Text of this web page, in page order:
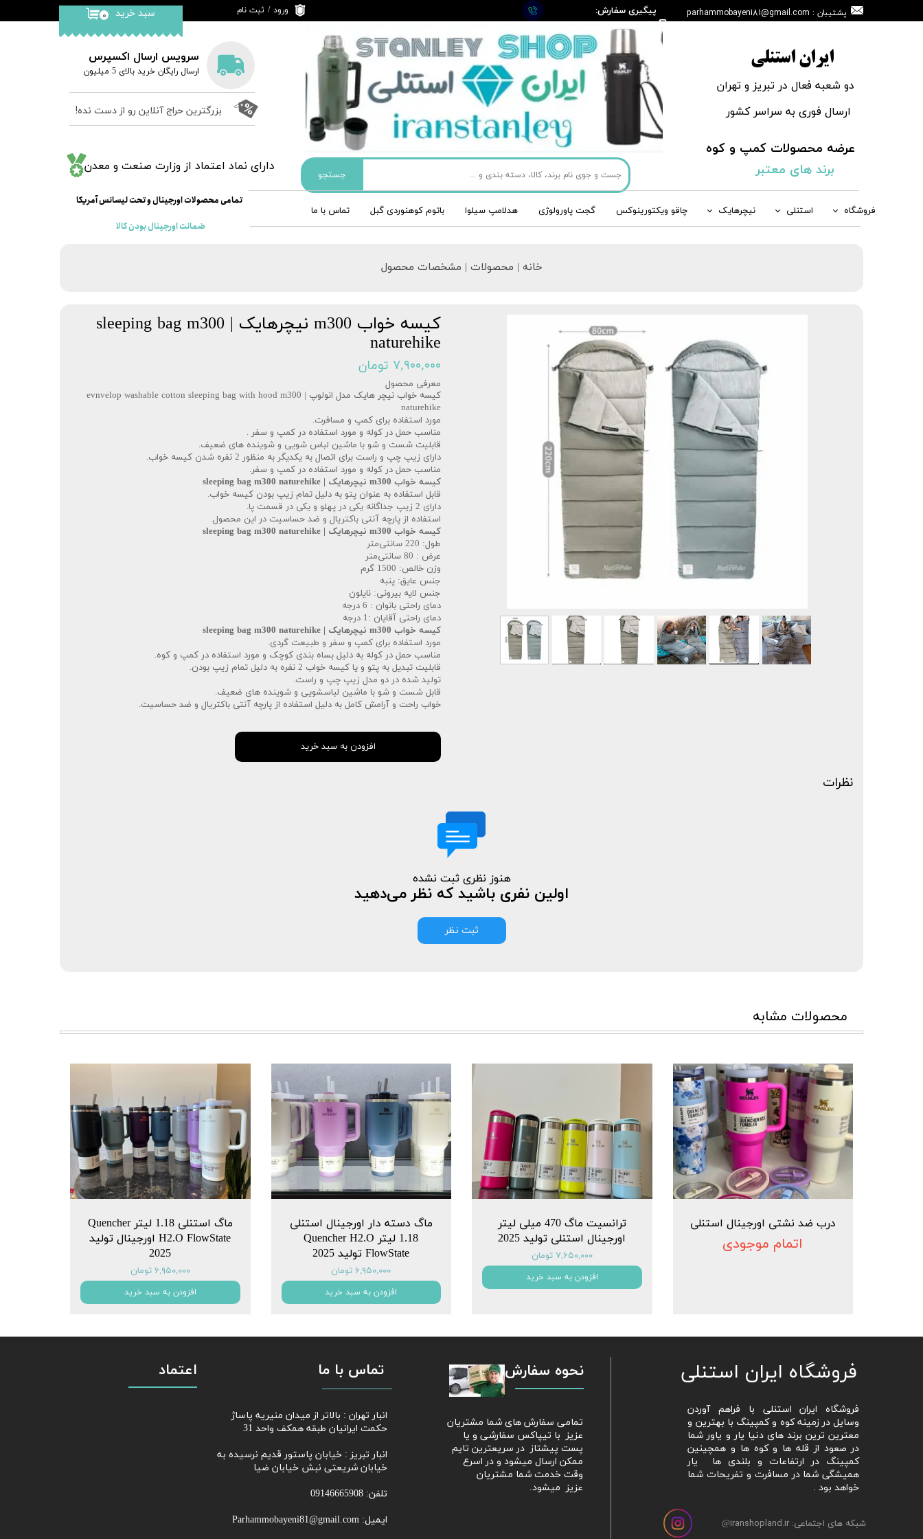
جستجو
سرویس ارسال اکسپرس
​ارسال رایگان خرید بالای 5 میلیون
پشتیبان : parhammobayeni81@gmail.com
پیگیری سفارش:
09146665908
۰ سبد خرید ورود / ثبت نام
تغییر گذر واژه
خروج از حساب
فروشگاه استنلی نیچرهایک چاقو ویکتورینوکس گجت پاورولوژی هدلامپ سیلوا باتوم کوهنوردی گبل تماس با ما
بزرگترین حراج آنلاین رو از دست نده!
​دارای نماد اعتماد از وزارت صنعت و معدن
​​​تمامی محصولات اورجینال و تحت لیسانس آمریکا
ضمانت اورجینال بودن کالا
ایران استنلی
دو شعبه فعال در تبریز و تهران
ارسال فوری به سراسر کشور
عرضه محصولات کمپ و کوه
برند های معتبر
خانه | محصولات | مشخصات محصول
کیسه خواب m300 نیچرهایک | sleeping bag m300
naturehike
۷,۹۰۰,۰۰۰ تومان
معرفی محصول
کیسه خواب نیچر هایک مدل انولوپ | evnvelop washable cotton sleeping bag with hood m300
naturehike
مورد استفاده برای کمپ و مسافرت.
مناسب حمل در کوله و مورد استفاده در کمپ و سفر .
قابلیت شست و شو با ماشین لباس شویی و شوینده های ضعیف.
دارای زیپ چپ و راست برای اتصال به یکدیگر به منظور 2 نفره شدن کیسه خواب.
مناسب حمل در کوله و مورد استفاده در کمپ و سفر.
کیسه خواب m300 نیچرهایک | sleeping bag m300 naturehike
قابل استفاده به عنوان پتو به دلیل تمام زیپ بودن کیسه خواب.
دارای 2 زیپ جداگانه یکی در پهلو و یکی در قسمت پا.
استفاده از پارچه آنتی باکتریال و ضد حساسیت در این محصول.
کیسه خواب m300 نیچرهایک | sleeping bag m300 naturehike
طول: 220 سانتی‌متر
عرض : 80 سانتی‌متر
وزن خالص: 1500 گرم
جنس عایق: پنبه
جنس لایه بیرونی: نایلون
دمای راحتی بانوان : 6 درجه
دمای راحتی آقایان :1 درجه
کیسه خواب m300 نیچرهایک | sleeping bag m300 naturehike
مورد استفاده برای کمپ و سفر و طبیعت گردی.
مناسب حمل در کوله به دلیل بساه بندی کوچک و مورد استفاده در کمپ و کوه.
قابلیت تبدیل به پتو و یا کیسه خواب 2 نفره به دلیل تمام زیپ بودن.
تولید شده در دو مدل زیپ چپ و راست.
قابل شست و شو با ماشین لباسشویی و شوینده های ضعیف.
خواب راحت و آرامش کامل به دلیل استفاده از پارچه آنتی باکتریال و ضد حساسیت.
افزودن به سبد خرید
نظرات
هنوز نظری ثبت نشده
اولین نفری باشید که نظر می‌دهید
ثبت نظر
محصولات مشابه
درب ضد نشتی اورجینال استنلی
اتمام موجودی
ترانسیت ماگ 470 میلی لیتر
اورجینال استنلی تولید 2025
۷,۶۵۰,۰۰۰ تومان
افزودن به سبد خرید
ماگ دسته دار اورجینال استنلی
1.18 لیتر Quencher H2.O
FlowState تولید 2025
۶,۹۵۰,۰۰۰ تومان
افزودن به سبد خرید
ماگ استنلی 1.18 لیتر Quencher
H2.O FlowState اورجینال تولید
2025
۶,۹۵۰,۰۰۰ تومان
افزودن به سبد خرید
فروشگاه ایران استنلی با فراهم آوردن
وسایل در زمینه کوه و کمپینگ با بهترین و
معترین ترین برند های دنیا یار و یاور شما
در صعود از قله ها و کوه ها و همچینین
کمپینگ در ارتفاعات و بلندی ها یار
همیشگی شما در مسافرت و تفریحات شما
خواهد بود .
شبکه های اجتماعی: iranshopland.ir @
​فروشگاه ایران استنلی نحوه سفارش
​تمامی سفارش های شما مشتریان
عزیز با تیپاکس سفارشی و یا
پست پیشتاز در سریعترین تایم
ممکن ارسال میشود و در اسرع
وقت خدمت شما مشتریان
عزیز میشود.
اعتماد تماس با ما
​​انبار تهران : بالاتر از میدان منیریه پاساژ
حکمت ایرانیان طبقه همکف واحد 31
​​​​​​​انبار تبریز : خیابان پاستور قدیم نرسیده به
خیابان شریعتی نبش خیابان ضیا
تلفن: 09146665908
ایمیل: Parhammobayeni81@gmail.com​​​​​​​